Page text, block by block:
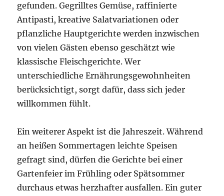
gefunden. Gegrilltes Gemüse, raffinierte
Antipasti, kreative Salatvariationen oder
pflanzliche Hauptgerichte werden inzwischen
von vielen Gästen ebenso geschätzt wie
klassische Fleischgerichte. Wer
unterschiedliche Ernährungsgewohnheiten
berücksichtigt, sorgt dafür, dass sich jeder
willkommen fühlt.
Ein weiterer Aspekt ist die Jahreszeit. Während
an heißen Sommertagen leichte Speisen
gefragt sind, dürfen die Gerichte bei einer
Gartenfeier im Frühling oder Spätsommer
durchaus etwas herzhafter ausfallen. Ein guter